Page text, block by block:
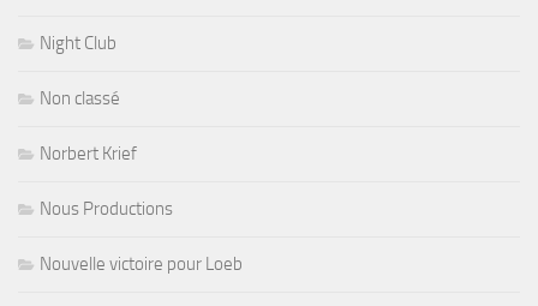
Night Club
Non classé
Norbert Krief
Nous Productions
Nouvelle victoire pour Loeb